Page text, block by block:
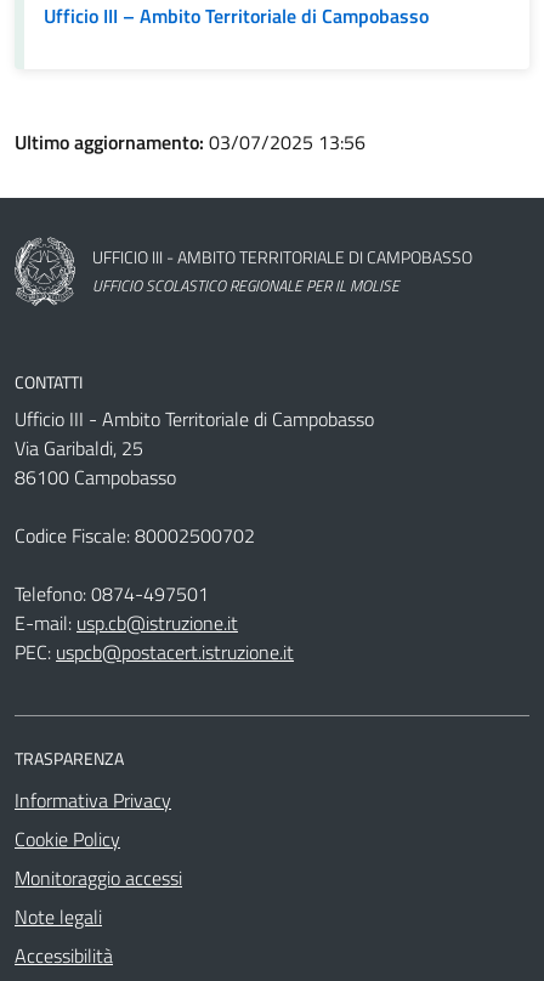
Ufficio III – Ambito Territoriale di Campobasso
Ultimo aggiornamento: 03/07/2025 13:56
Nome dell'amministrazione
UFFICIO III - AMBITO TERRITORIALE DI CAMPOBASSO
UFFICIO SCOLASTICO REGIONALE PER IL MOLISE
CONTATTI
Ufficio III - Ambito Territoriale di Campobasso
Via Garibaldi, 25
86100 Campobasso
Codice Fiscale: 80002500702
Telefono:0874-497501
E-mail: usp.cb@istruzione.it
PEC: uspcb@postacert.istruzione.it
TRASPARENZA
Informativa Privacy
Cookie Policy
Monitoraggio accessi
Note legali
Accessibilità